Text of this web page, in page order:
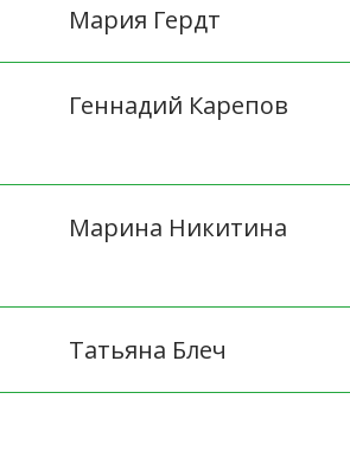
Мария Гердт
Геннадий Карепов
Марина Никитина
Татьяна Блеч